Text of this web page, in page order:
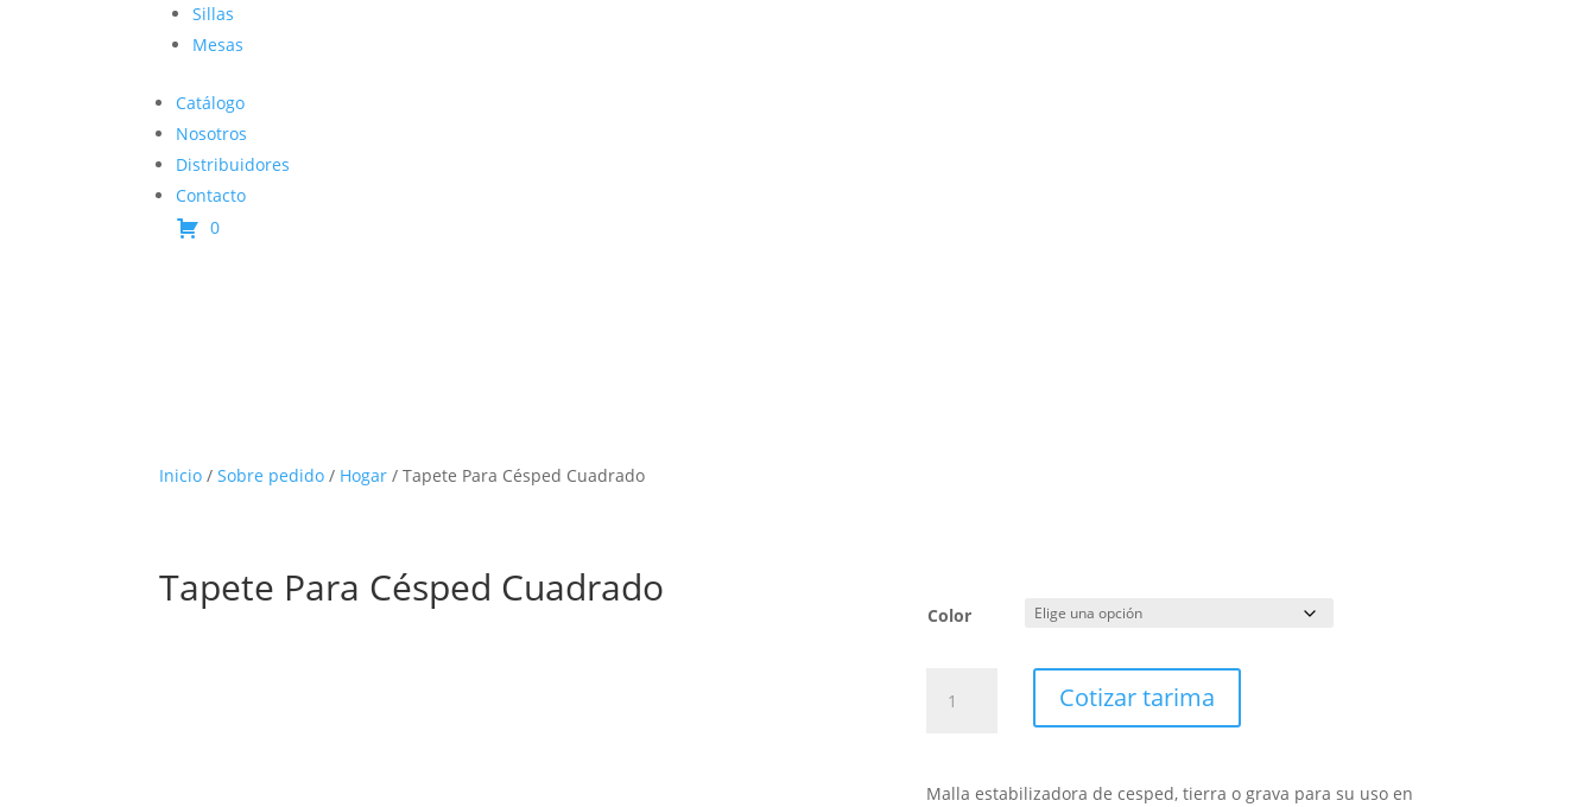
Sillas
Mesas
Catálogo
Nosotros
Distribuidores
Contacto
0
Inicio /Sobre pedido / Hogar / Tapete Para Césped Cuadrado
Tapete Para Césped Cuadrado
Color
Para
cantidad
Cotizar tarima
Malla estabilizadora de cesped, tierra o grava para su uso en